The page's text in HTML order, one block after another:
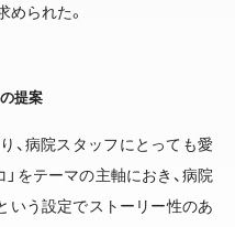
られた。
提案
、病院スタッフにとっても愛
をテーマの主軸におき、病院
いう設定でストーリー性のあ